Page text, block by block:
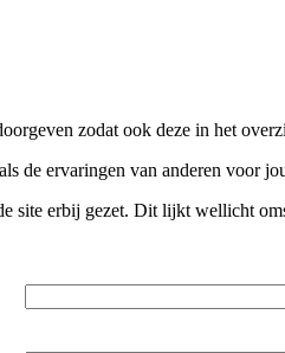
zodat ook deze in het
de ervaringen van anderen voor
site erbij gezet. Dit lijkt wellicht